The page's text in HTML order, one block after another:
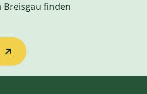
finden